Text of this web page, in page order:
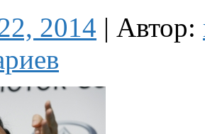
2014 | Автор: